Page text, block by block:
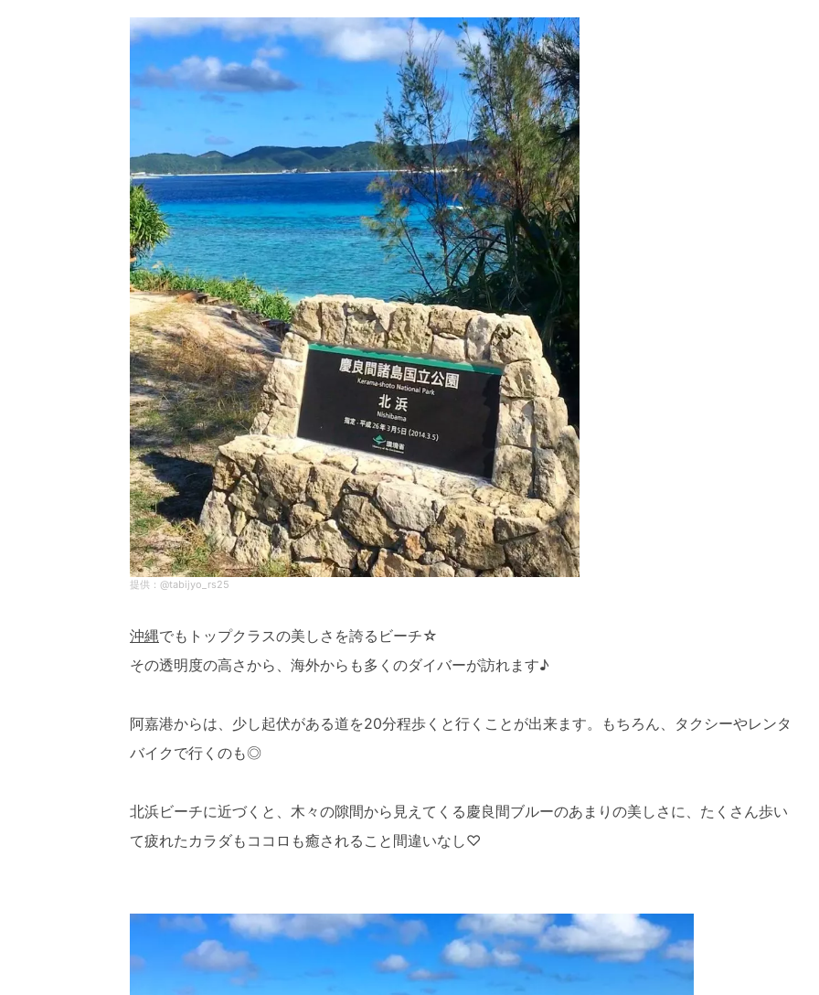
@tabijyo_rs25
沖縄でもトップクラスの美しさを誇るビーチ☆
その透明度の高さから、海外からも多くのダイバーが訪れます♪
阿嘉港からは、少し起伏がある道を20分程歩くと行くことが出来ます。もちろん、タクシーやレンタ
バイクで行くのも◎
北浜ビーチに近づくと、木々の隙間から見えてくる慶良間ブルーのあまりの美しさに、たくさん歩い
て疲れたカラダもココロも癒されること間違いなし♡